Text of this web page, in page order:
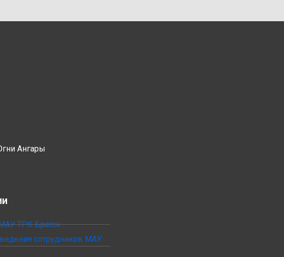
Ангары
ТРК Братск
сотрудников МАУ